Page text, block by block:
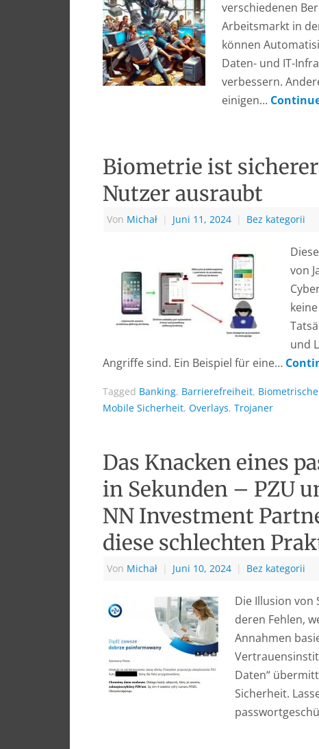
verschiedenen
Arbeitsmarkt in
können
Daten- und IT-
verbessern.
einigen…
Biometrie ist
Nutzer ausraubt
Von Michał | Juni 11, 2024 | Bez kategorii
von
und
Angriffe sind. Ein Beispiel für eine…
Tagged Banking, Barrierefreiheit,
Mobile Sicherheit, Overlays, Trojaner
Das Knacken eines
in Sekunden – PZU
NN Investment
diese schlechten
Von Michał | Juni 10, 2024 | Bez kategorii
Die Illusion von
deren Fehlen,
Annahmen
Daten“
Sicherheit.